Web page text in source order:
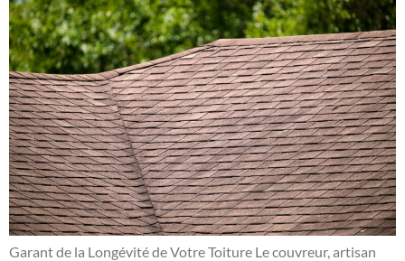
Garant de la Longévité de Votre Toiture Le couvreur, artisan